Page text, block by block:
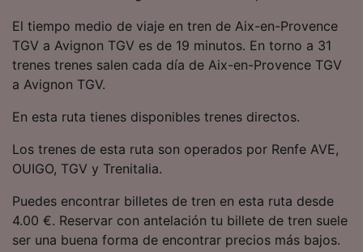
El tiempo medio de viaje en tren de Aix-en-Provence
TGV a Avignon TGV es de 19 minutos. En torno a 31
trenes trenes salen cada día de Aix-en-Provence TGV
a Avignon TGV.
En esta ruta tienes disponibles trenes directos.
Los trenes de esta ruta son operados por Renfe AVE,
OUIGO, TGV y Trenitalia.
Puedes encontrar billetes de tren en esta ruta desde
4.00 €. Reservar con antelación tu billete de tren suele
ser una buena forma de encontrar precios más bajos.
características del dispositivo para su
identificación. Almacenar la información en un
dispositivo y/o acceder a ella. Publicidad y
contenido personalizados, medición de
publicidad y contenido, investigación de
audiencia y desarrollo de servicios.